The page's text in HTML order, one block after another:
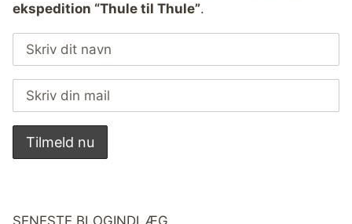
ekspedition “Thule til Thule”.
SENESTE BLOGINDLÆG